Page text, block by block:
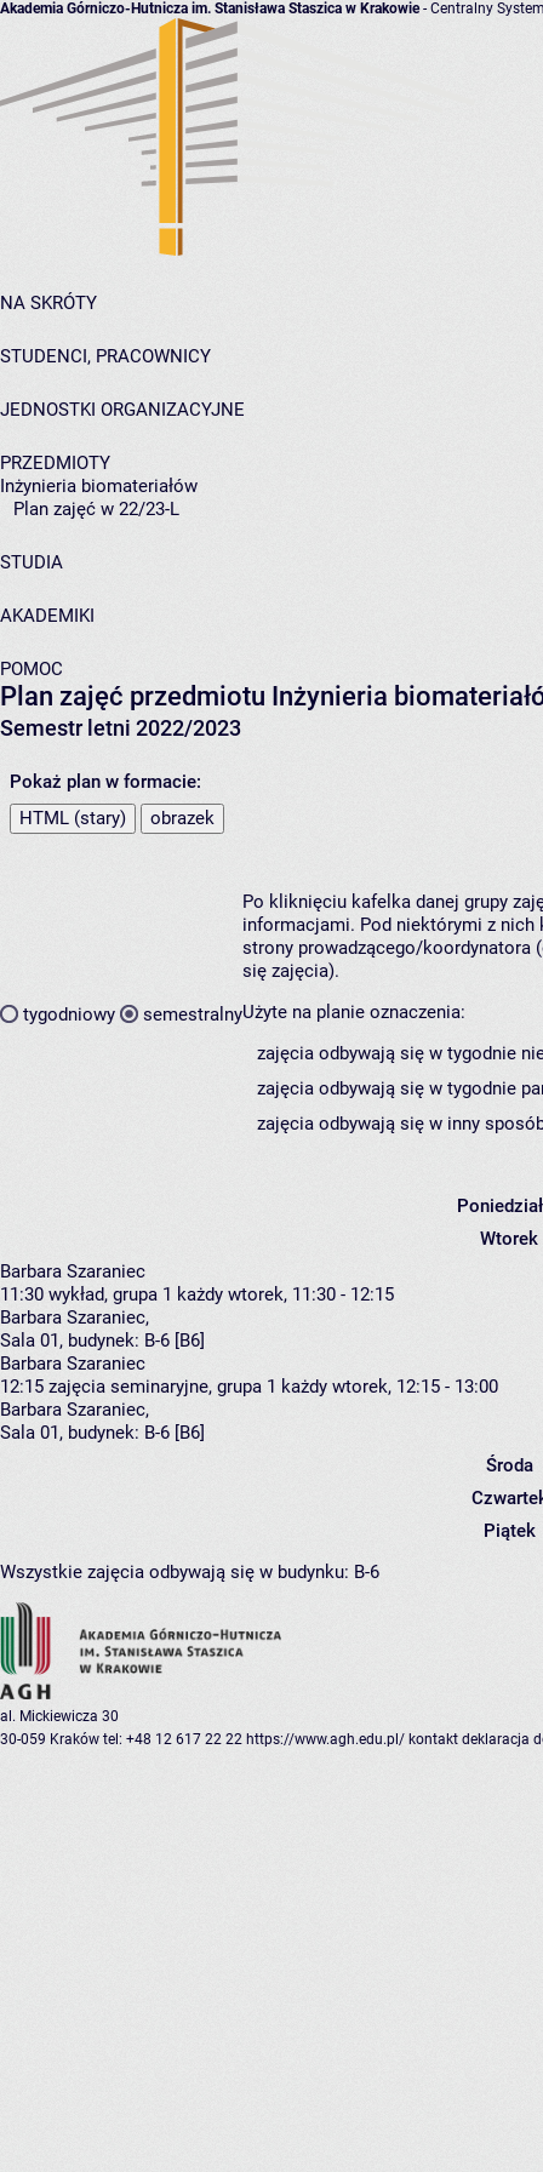
Akademia Górniczo-Hutnicza im. Stanisława Staszica w Krakowie- Centralny
NA SKRÓTY
STUDENCI, PRACOWNICY
JEDNOSTKI ORGANIZACYJNE
PRZEDMIOTY
Inżynieria biomateriałów
Plan zajęć w 22/23-L
STUDIA
AKADEMIKI
POMOC
Plan zajęć przedmiotu Inżynieria
Semestr letni 2022/2023
Pokaż plan w formacie:
HTML (stary)
obrazek
tygodniowy semestralny
Po kliknięciu kafelka danej grupy
informacjami. Pod niektórymi z nich
strony prowadzącego/koordynatora
się zajęcia).
Użyte na planie oznaczenia:
zajęcia odbywają się w tygodnie
zajęcia odbywają się w tygodnie
zajęcia odbywają się w inny
Wtorek
Barbara Szaraniec
11:30 wykład, grupa 1 każdy wtorek, 11:30 - 12:15
Barbara Szaraniec,
Sala 01, budynek: B-6 [B6]
Barbara Szaraniec
12:15 zajęcia seminaryjne, grupa 1 każdy wtorek, 12:15 - 13:00
Barbara Szaraniec,
Sala 01, budynek: B-6 [B6]
Środa
Piątek
Wszystkie zajęcia odbywają się w budynku: B-6
al. Mickiewicza 30
30-059 Kraków tel: +48 12 617 22 22 https://www.agh.edu.pl/ kontakt deklaracja